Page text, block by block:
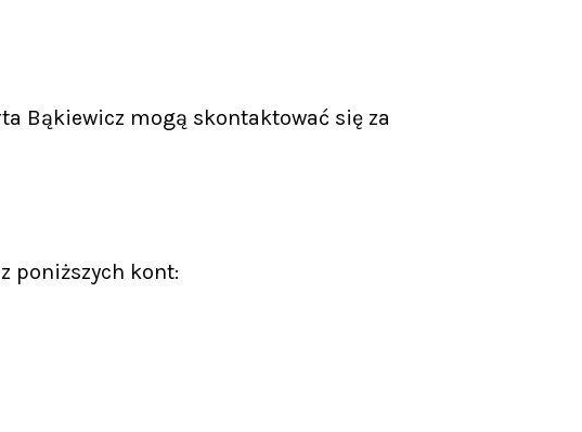
Bąkiewicz mogą skontaktować się za
poniższych kont: